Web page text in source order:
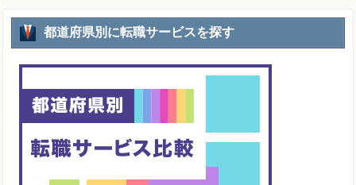
都道府県別に転職サービスを探す